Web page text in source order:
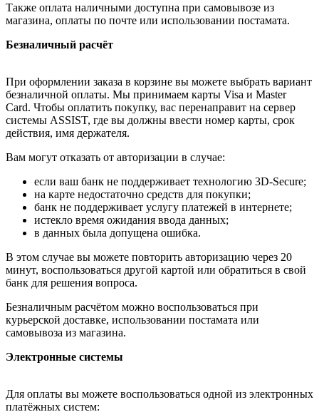
Также оплата наличными доступна при самовывозе из
магазина, оплаты по почте или использовании постамата.
Безналичный расчёт
При оформлении заказа в корзине вы можете выбрать вариант
безналичной оплаты. Мы принимаем карты Visa и Master
Card. Чтобы оплатить покупку, вас перенаправит на сервер
системы ASSIST, где вы должны ввести номер карты, срок
действия, имя держателя.
Вам могут отказать от авторизации в случае:
если ваш банк не поддерживает технологию 3D-Secure;
на карте недостаточно средств для покупки;
банк не поддерживает услугу платежей в интернете;
истекло время ожидания ввода данных;
в данных была допущена ошибка.
В этом случае вы можете повторить авторизацию через 20
минут, воспользоваться другой картой или обратиться в свой
банк для решения вопроса.
Безналичным расчётом можно воспользоваться при
курьерской доставке, использовании постамата или
самовывоза из магазина.
Электронные системы
Для оплаты вы можете воспользоваться одной из электронных
платёжных систем: